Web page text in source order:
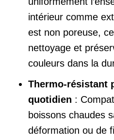
intérieur comme
est non poreuse,
nettoyage et
couleurs dans la
Thermo-résistant
quotidien :
boissons chaudes
déformation ou de